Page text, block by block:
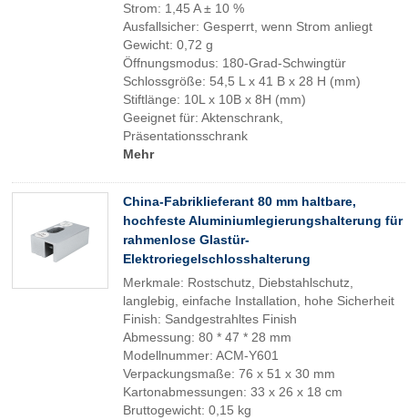
Strom: 1,45 A ± 10 %
Ausfallsicher: Gesperrt, wenn Strom anliegt
Gewicht: 0,72 g
Öffnungsmodus: 180-Grad-Schwingtür
Schlossgröße: 54,5 L x 41 B x 28 H (mm)
Stiftlänge: 10L x 10B x 8H (mm)
Geeignet für: Aktenschrank,
Präsentationsschrank
Mehr
China-Fabriklieferant 80 mm haltbare,
hochfeste Aluminiumlegierungshalterung für
rahmenlose Glastür-
Elektroriegelschlosshalterung
Merkmale: Rostschutz, Diebstahlschutz,
langlebig, einfache Installation, hohe Sicherheit
Finish: Sandgestrahltes Finish
Abmessung: 80 * 47 * 28 mm
Modellnummer: ACM-Y601
Verpackungsmaße: 76 x 51 x 30 mm
Kartonabmessungen: 33 x 26 x 18 cm
Bruttogewicht: 0,15 kg